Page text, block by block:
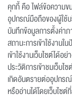
คุกกี้ คือ ไฟล์ข้อความ
อุปกรณ์มือถือของผู้ใช้
บันทึกข้อมูลการตั้งค่าภ
สถานะการเข้าใช้งาน
เข้าใช้งานเว็บไซต์ได้
ประวัติการเข้าชมเว็บ
เกิดอันตรายต่ออุปกรณ์
หรืออ่านได้โดยเว็บไซ